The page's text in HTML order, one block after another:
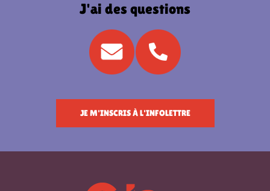
J'ai des questions
JE M'INSCRIS À L'INFOLETTRE